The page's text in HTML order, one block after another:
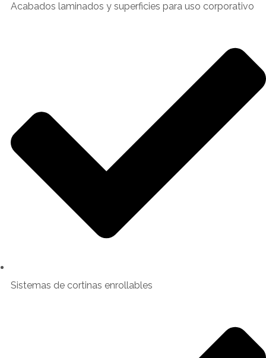
Acabados laminados y superficies para uso corporativo
Sistemas de cortinas enrollables